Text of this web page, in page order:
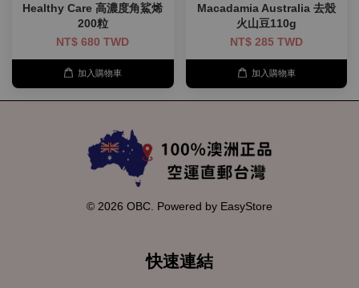
Healthy Care 高濃度角鯊烯
200粒
NT$ 680 TWD
加入購物車
Macadamia Australia 去殼
火山豆110g
NT$ 285 TWD
加入購物車
© 2026 OBC. Powered by EasyStore
快速連結